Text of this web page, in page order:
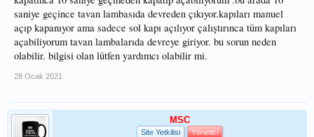
saniye geçince tavan lambasıda devreden çıkıyor.kapıları manuel
açıp kapanıyor ama sadece sol kapı açılıyor çalıştırınca tüm kapıları
açabiliyorum tavan lambalarıda devreye giriyor. bu sorun neden
olabilir. bilgisi olan lütfen yardımcı olabilir mi.
28 Ocak 2021
MSC
Site Yetkilisi Yönetici